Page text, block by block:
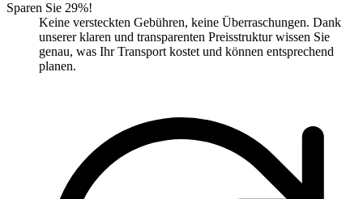
Sparen Sie 29%!
Keine versteckten Gebühren, keine Überraschungen. Dank
unserer klaren und transparenten Preisstruktur wissen Sie
genau, was Ihr Transport kostet und können entsprechend
planen.